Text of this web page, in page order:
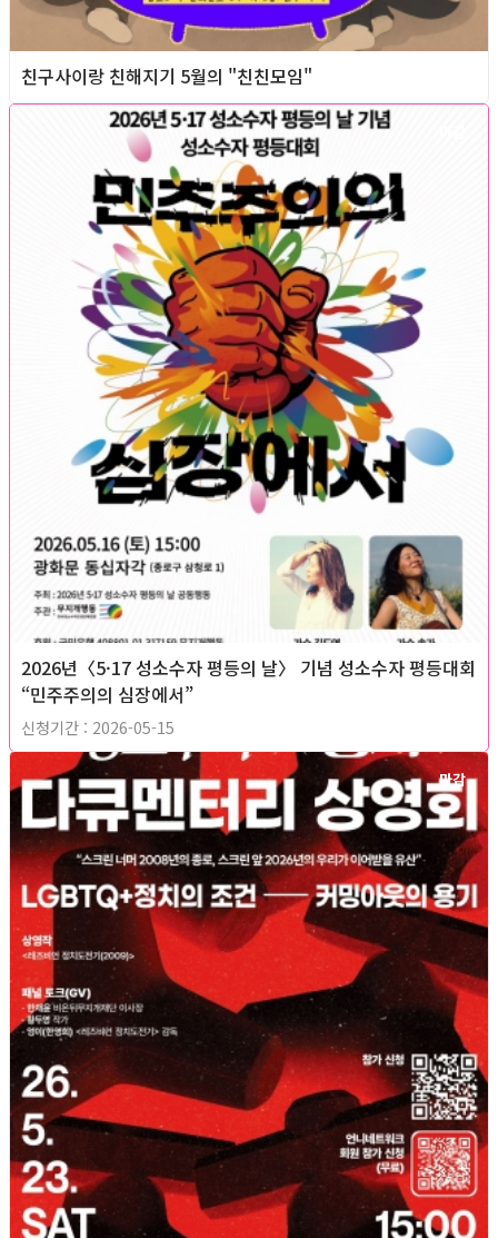
친구사이랑 친해지기 5월의 "친친모임"
2026년〈5·17 성소수자 평등의 날〉 기념 성소수자 평등대회
“민주주의의 심장에서”
신청기간 : 2026-05-15
마감